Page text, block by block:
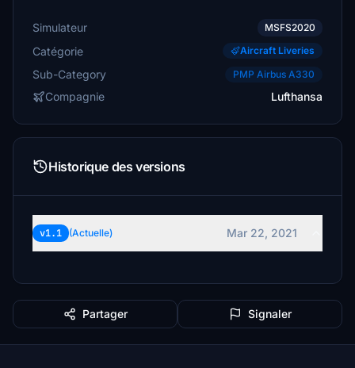
Simulateur MSFS2020
Catégorie Aircraft Liveries
Sub-Category PMP Airbus A330
Compagnie Lufthansa
Historique des versions
v1.1 (Actuelle) Mar 22, 2021
Partager Signaler